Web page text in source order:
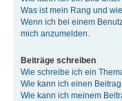
Was ist mein Rang und
Wenn ich bei einem
mich anzumelden.
Beiträge schreiben
Wie schreibe ich ein
Wie kann ich einen
Wie kann ich meinem